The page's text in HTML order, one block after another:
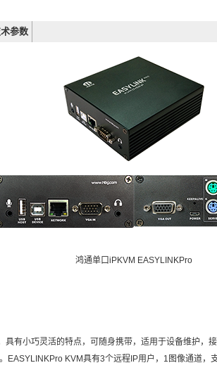
参数
鸿通单口iPKVM EASYLINKPro
具有小巧灵活的特点，可随身携带，适用于设备维护，
EASYLINKPro KVM具有3个远程IP用户，1图像通道，